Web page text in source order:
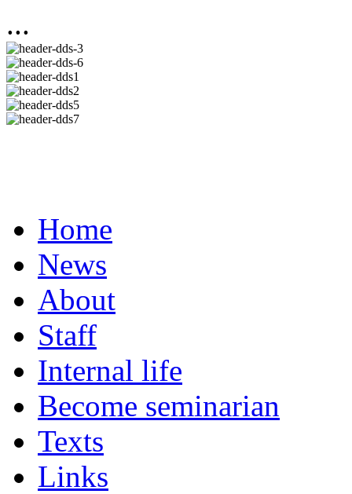
...
Home
News
About
Staff
Internal life
Become seminarian
Texts
Links